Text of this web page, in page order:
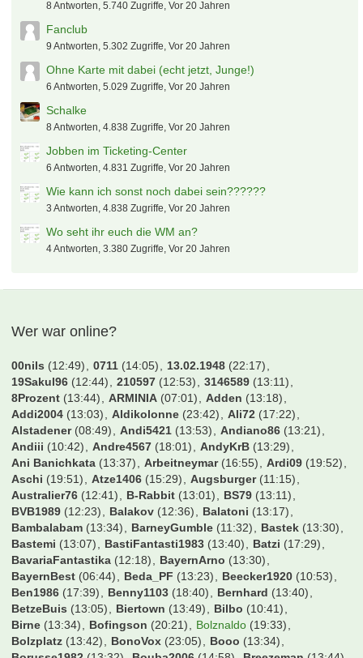
[B] 1x Die Toten Hosen Düsseldorf, 10.07.2027 -
ERLEDIGT
Heiße Themen
Fernsehen & Freundin...
Volunteer-Programm
WM-Jobs: www.promofinder.de
Ja da sin wa dabei ...
Fanclub
Ohne Karte mit dabei (echt jetzt, Junge!)
6 Antworten, 5.029 Zugriffe, Vor 20 Jahren
Schalke
8 Antworten, 4.838 Zugriffe, Vor 20 Jahren
Jobben im Ticketing-Center
6 Antworten, 4.831 Zugriffe, Vor 20 Jahren
Wie kann ich sonst noch dabei sein??????
3 Antworten, 4.838 Zugriffe, Vor 20 Jahren
Wo seht ihr euch die WM an?
4 Antworten, 3.380 Zugriffe, Vor 20 Jahren
Wer war online?